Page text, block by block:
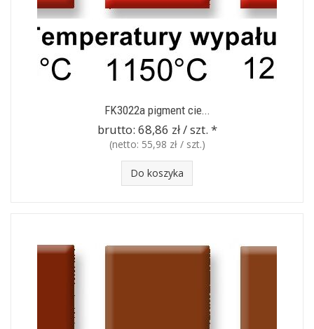
FK3022a pigment cie...
brutto: 68,86 zł / szt. *
(netto: 55,98 zł / szt.)
Do koszyka